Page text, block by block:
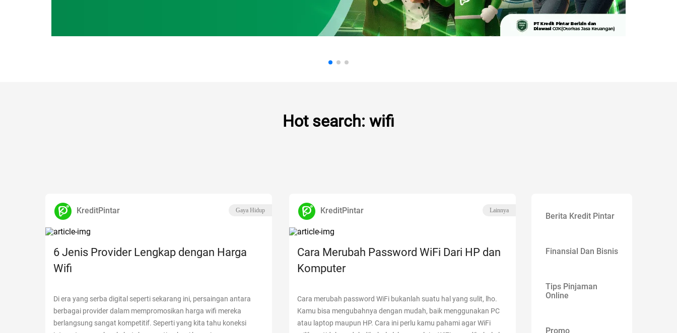
Hot search: wifi
KreditPintar Gaya Hidup
6 Jenis Provider Lengkap dengan Harga
Wifi
Di era yang serba digital seperti sekarang ini, persaingan antara
berbagai provider dalam mempromosikan harga wifi mereka
berlangsung sangat kompetitif. Seperti yang kita tahu koneksi
KreditPintar Lainnya
Cara Merubah Password WiFi Dari HP dan
Komputer
Cara merubah password WiFi bukanlah suatu hal yang sulit, lho.
Kamu bisa mengubahnya dengan mudah, baik menggunakan PC
atau laptop maupun HP. Cara ini perlu kamu pahami agar WiFi
Berita Kredit Pintar
Finansial Dan Bisnis
Tips Pinjaman
Online
Promo